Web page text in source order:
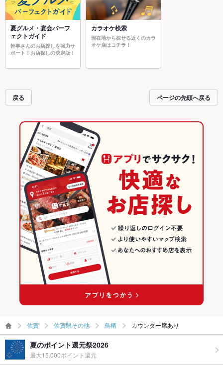
夏グルメ・宴会パーフ
ェクトガイド
幹事さんのお店探しを強力サ
ポート！お店探しの決定版！
カラオケ検索
現在地から探せる近くのカラ
オケ店はコチラ！
戻る ページの先頭へ戻る
佐賀 佐賀県その他 鳥栖 カウンター席あり
夏のポイント還元祭2026
最大15,000ポイント還元